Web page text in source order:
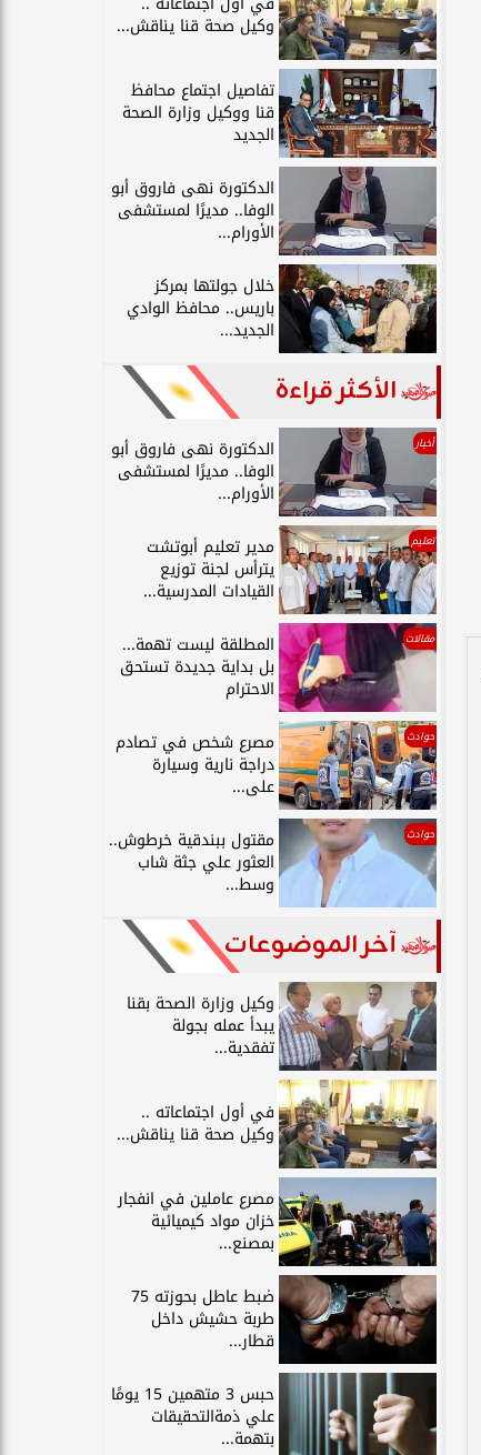
وكيل صحة قنا يناقش...
تفاصيل اجتماع محافظ
قنا ووكيل وزارة الصحة
الجديد
الدكتورة نهى فاروق أبو
الوفا.. مديرًا لمستشفى
الأورام...
خلال جولتها بمركز
باريس.. محافظ الوادي
الجديد...
الأكثر قراءة
أخبار الدكتورة نهى فاروق أبو
الوفا.. مديرًا لمستشفى
الأورام...
تعليم مدير تعليم أبوتشت
يترأس لجنة توزيع
القيادات المدرسية...
مقالات المطلقة ليست تهمة...
بل بداية جديدة تستحق
الاحترام
حوادث مصرع شخص في تصادم
دراجة نارية وسيارة
على...
حوادث مقتول ببندقية خرطوش..
العثور علي جثة شاب
وسط...
آخر الموضوعات
وكيل وزارة الصحة بقنا
يبدأ عمله بجولة
تفقدية...
في أول اجتماعاته ..
وكيل صحة قنا يناقش...
مصرع عاملين في انفجار
خزان مواد كيميائية
بمصنع...
ضبط عاطل بحوزته 75
طربة حشيش داخل
قطار...
حبس 3 متهمين 15 يومًا
علي ذمةالتحقيقات
بتهمة...